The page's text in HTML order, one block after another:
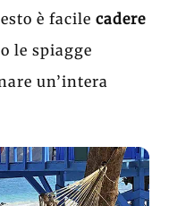
è facile cadere
le spiagge
un’intera